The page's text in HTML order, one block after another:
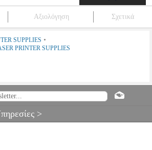
Αξιολόγηση Σχετικά
SUPPLIES •
PRINTER SUPPLIES
ANA.CAN01773
CANON
•CANON στην κατηγορία
>